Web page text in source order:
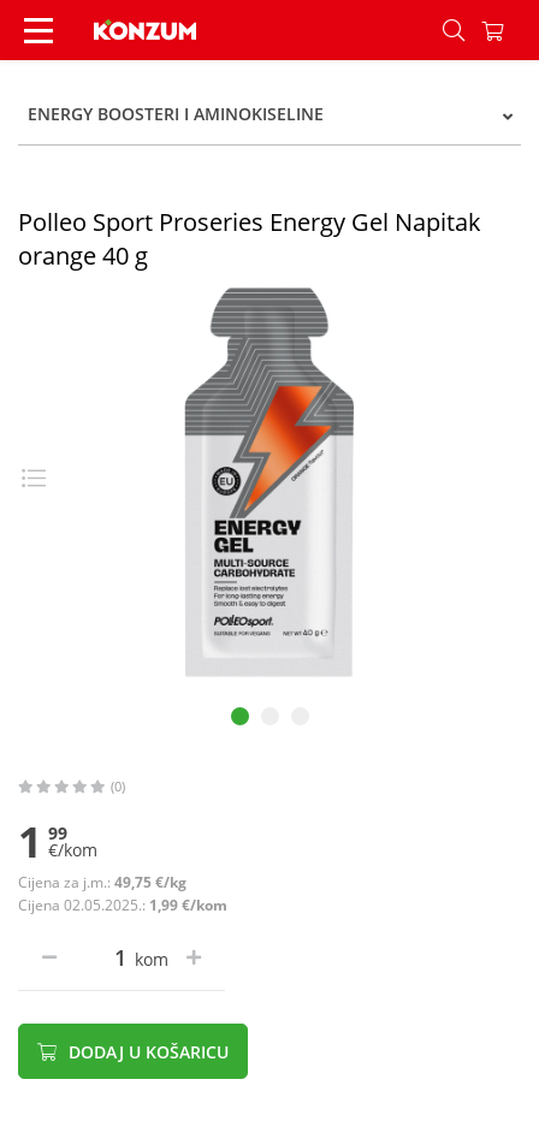
Polleo Sport Proseries Energy Gel Napitak
ENERGY BOOSTERI I AMINOKISELINE
Polleo Sport Proseries Energy Gel Napitak
orange 40 g
(0)
1 99
€/kom
Cijena za j.m.: 49,75 €/kg
Cijena 02.05.2025.: 1,99 €/kom
kom
DODAJ U KOŠARICU